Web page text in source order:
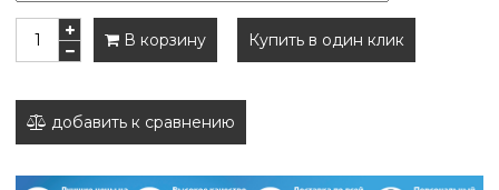
В корзину Купить в один клик
добавить к сравнению